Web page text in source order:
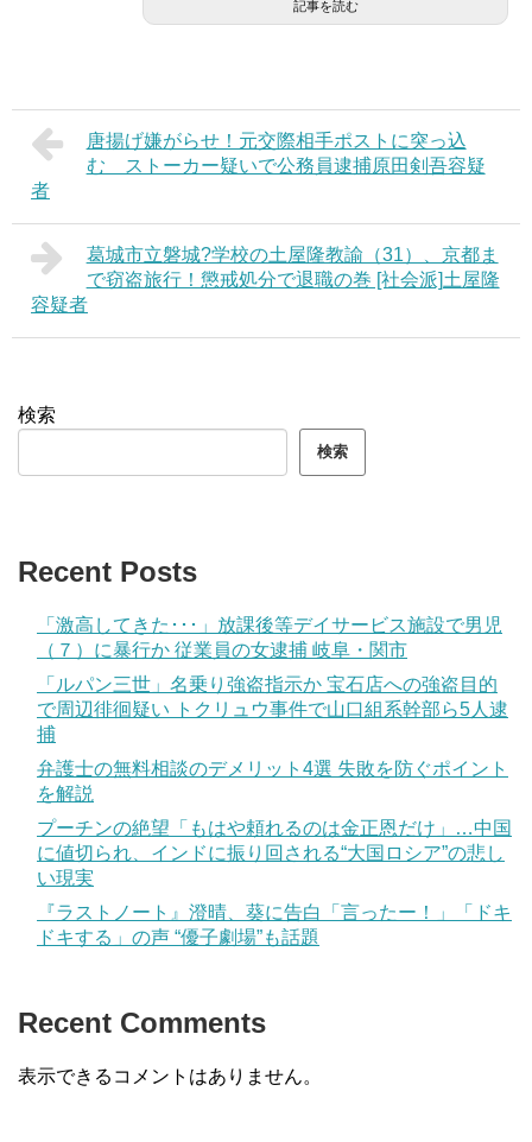
記事を読む
唐揚げ嫌がらせ！元交際相手ポストに突っ込
む ストーカー疑いで公務員逮捕原田剣吾容疑
者
葛城市立磐城?学校の土屋隆教諭（31）、京都ま
で窃盗旅行！懲戒処分で退職の巻 [社会派]土屋隆
容疑者
検索
検索
Recent Posts
「激高してきた･･･」放課後等デイサービス施設で男児
（７）に暴行か 従業員の女逮捕 岐阜・関市
「ルパン三世」名乗り強盗指示か 宝石店への強盗目的
で周辺徘徊疑い トクリュウ事件で山口組系幹部ら5人逮
捕
弁護士の無料相談のデメリット4選 失敗を防ぐポイント
を解説
プーチンの絶望「もはや頼れるのは金正恩だけ」…中国
に値切られ、インドに振り回される“大国ロシア”の悲し
い現実
『ラストノート』澄晴、葵に告白「言ったー！」「ドキ
ドキする」の声 “優子劇場”も話題
Recent Comments
表示できるコメントはありません。